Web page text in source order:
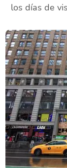
los días de